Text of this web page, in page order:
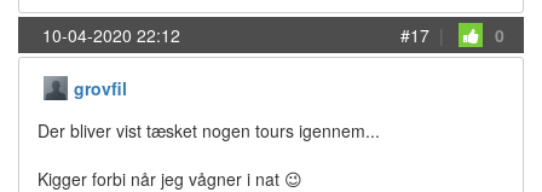
10-04-2020 22:12 #17 | 0
grovfil
Der bliver vist tæsket nogen tours igennem...
Kigger forbi når jeg vågner i nat 😉